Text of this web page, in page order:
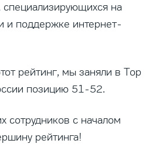
на
и поддержке интернет-
рейтинг, мы заняли в Top
позицию 51-52.
сотрудников с началом
рейтинга!